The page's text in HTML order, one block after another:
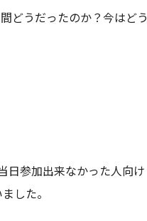
どうだったのか？今はどう
日参加出来なかった人向け
した。